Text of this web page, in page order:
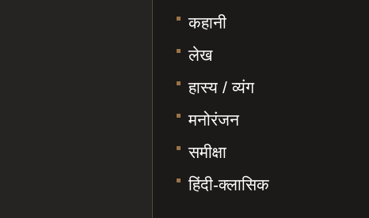
कहानी
लेख
हास्य / व्यंग
मनोरंजन
समीक्षा
हिंदी-क्लासिक